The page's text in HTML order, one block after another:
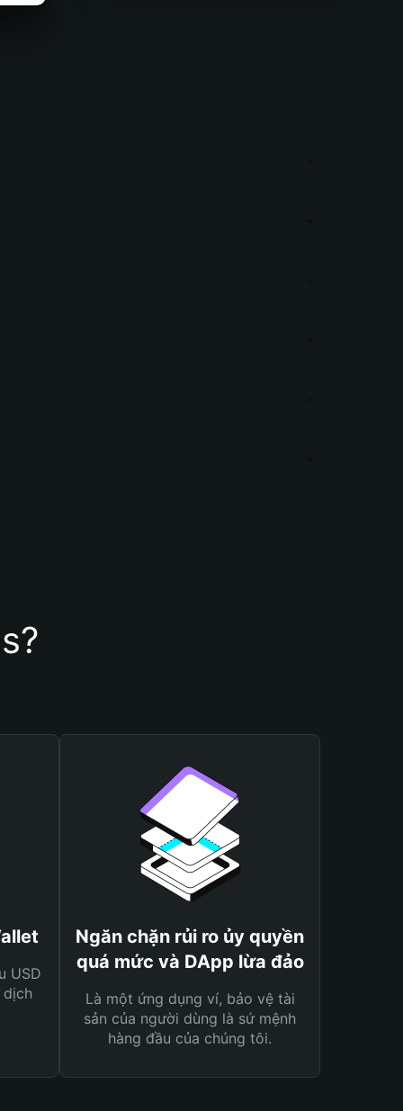
USD
Ngăn chặn rủi ro ủy quyền
quá mức và DApp lừa đảo
Là một ứng dụng ví, bảo vệ tài
sản của người dùng là sứ mệnh
hàng đầu của chúng tôi.